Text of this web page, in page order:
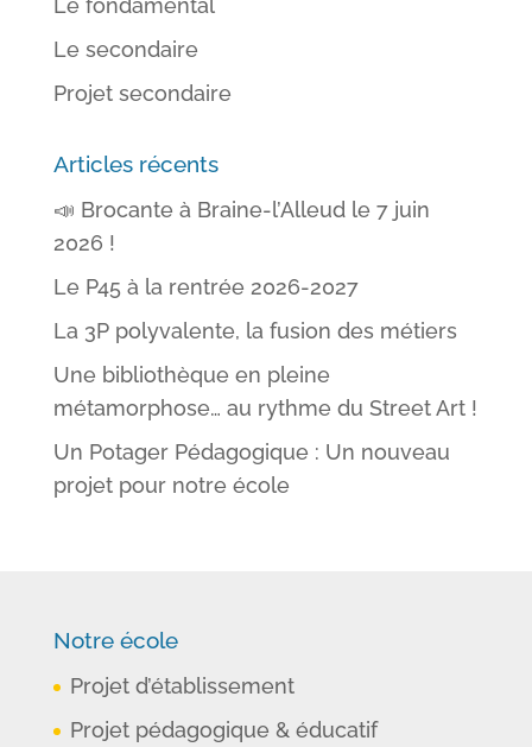
Le fondamental
Le secondaire
Projet secondaire
Articles récents
📣 Brocante à Braine-l’Alleud le 7 juin
2026 !
Le P45 à la rentrée 2026-2027
La 3P polyvalente, la fusion des métiers
Une bibliothèque en pleine
métamorphose… au rythme du Street Art !
Un Potager Pédagogique : Un nouveau
projet pour notre école
Notre école
Projet d’établissement
Projet pédagogique & éducatif